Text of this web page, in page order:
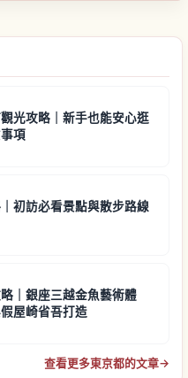
光攻略｜新手也能安心逛
項
初訪必看景點與散步路線
｜銀座三越金魚藝術體
屋崎省吾打造
查看更多東京都的文章→